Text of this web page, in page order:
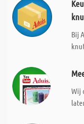
Bij
Wij